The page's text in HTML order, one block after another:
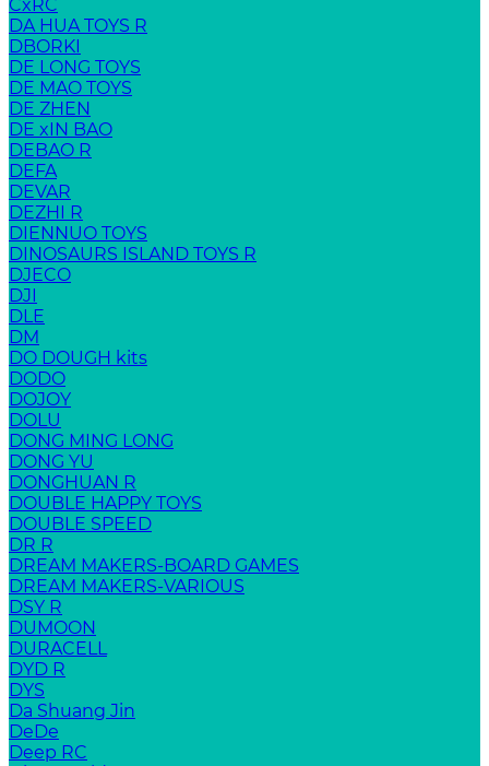
CxRC
DA HUA TOYS R
DBORKI
DE LONG TOYS
DE MAO TOYS
DE ZHEN
DE xIN BAO
DEBAO R
DEFA
DEVAR
DEZHI R
DIENNUO TOYS
DINOSAURS ISLAND TOYS R
DJECO
DJI
DLE
DM
DO DOUGH kits
DODO
DOJOY
DOLU
DONG MING LONG
DONG YU
DONGHUAN R
DOUBLE HAPPY TOYS
DOUBLE SPEED
DR R
DREAM MAKERS-BOARD GAMES
DREAM MAKERS-VARIOUS
DSY R
DUMOON
DURACELL
DYD R
DYS
Da Shuang Jin
DeDe
Deep RC